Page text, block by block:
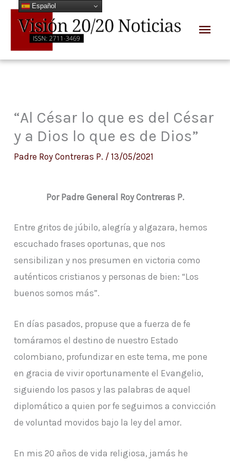
contenido
“Al César lo que es del César
y a Dios lo que es de Dios”
Padre Roy Contreras P. / 13/05/2021
Por Padre General Roy Contreras P.
Entre gritos de júbilo, alegría y algazara, hemos
escuchado frases oportunas, que nos
sensibilizan y nos presumen en victoria como
auténticos cristianos y personas de bien: “Los
buenos somos más”.
En días pasados, propuse que a fuerza de fe
tomáramos el destino de nuestro Estado
colombiano, profundizar en este tema, me pone
en gracia de vivir oportunamente el Evangelio,
siguiendo los pasos y las palabras de aquel
diplomático a quien por fe seguimos a convicción
de voluntad movidos bajo la ley del amor.
En mis 20 años de vida religiosa, jamás he
Español